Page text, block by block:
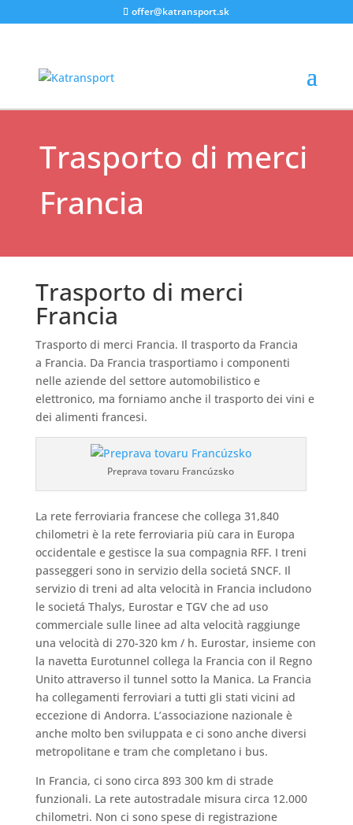
offer@katransport.sk
Non categorizzato
Trasporto di merci
Francia
Trasporto di merci
Francia
Trasporto di merci Francia. Il trasporto da Francia
a Francia. Da Francia trasportiamo i componenti
nelle aziende del settore automobilistico e
elettronico, ma forniamo anche il trasporto dei vini e
dei alimenti francesi.
Preprava tovaru Francúzsko
La rete ferroviaria francese che collega 31,840
chilometri è la rete ferroviaria più cara in Europa
occidentale e gestisce la sua compagnia RFF. I treni
passeggeri sono in servizio della societá SNCF. Il
servizio di treni ad alta velocità in Francia includono
le societá Thalys, Eurostar e TGV che ad uso
commerciale sulle linee ad alta velocità raggiunge
una velocità di 270-320 km / h. Eurostar, insieme con
la navetta Eurotunnel collega la Francia con il Regno
Unito attraverso il tunnel sotto la Manica. La Francia
ha collegamenti ferroviari a tutti gli stati vicini ad
eccezione di Andorra. L’associazione nazionale è
anche molto ben sviluppata e ci sono anche diversi
metropolitane e tram che completano i bus.
In Francia, ci sono circa 893 300 km di strade
funzionali. La rete autostradale misura circa 12.000
chilometri. Non ci sono spese di registrazione